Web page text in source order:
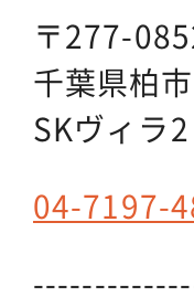
〒277-
千葉県柏
SKヴィラ
04-7197-